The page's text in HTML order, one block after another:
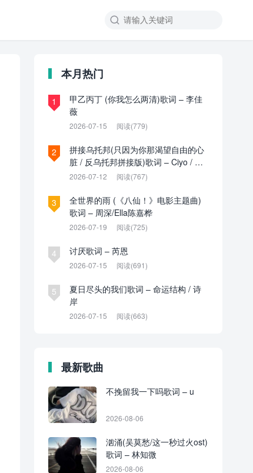

本月热门
1
甲乙丙丁 (你我怎么两清)歌词 – 李佳
薇
2026-07-15 阅读(779)
2
拼接乌托邦(只因为你那渴望自由的心
脏 / 反乌托邦拼接版)歌词 – Ciyo / 见
过夏天P / 乌托邦P
2026-07-12 阅读(767)
3
全世界的雨 (《八仙！》电影主题曲)
歌词 – 周深/Ella陈嘉桦
2026-07-19 阅读(725)
4 讨厌歌词 – 芮恩
2026-07-15 阅读(691)
5
夏日尽头的我们歌词 – 命运结构 / 诗
岸
2026-07-15 阅读(663)
最新歌曲
不挽留我一下吗歌词 – u
2026-08-06
汹涌(吴莫愁/这一秒过火ost)
歌词 – 林知微
2026-08-06